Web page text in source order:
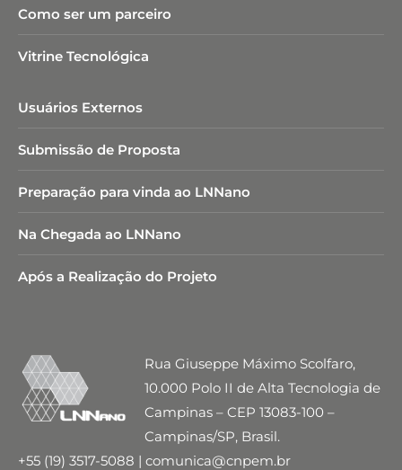
Como ser um parceiro
Vitrine Tecnológica
Usuários Externos
Submissão de Proposta
Preparação para vinda ao LNNano
Na Chegada ao LNNano
Após a Realização do Projeto
Rua Giuseppe Máximo Scolfaro,
10.000 Polo II de Alta Tecnologia de
Campinas – CEP 13083-100 –
Campinas/SP, Brasil.
+55 (19) 3517-5088 | comunica@cnpem.br